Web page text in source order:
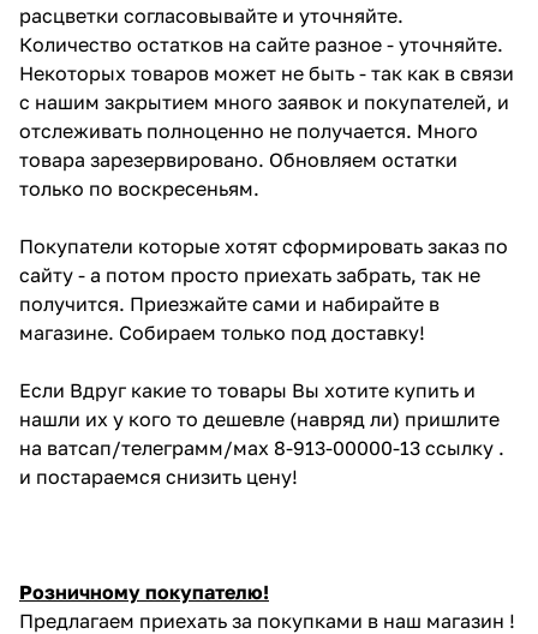
расцветки согласовывайте и уточняйте.
Количество остатков на сайте разное - уточняйте.
Некоторых товаров может не быть - так как в связи
с нашим закрытием много заявок и покупателей, и
отслеживать полноценно не получается. Много
товара зарезервировано. Обновляем остатки
только по воскресеньям.
Покупатели которые хотят сформировать заказ по
сайту - а потом просто приехать забрать, так не
получится. Приезжайте сами и набирайте в
магазине. Собираем только под доставку!
Если Вдруг какие то товары Вы хотите купить и
нашли их у кого то дешевле (навряд ли) пришлите
на ватсап/телеграмм/мах 8-913-00000-13 ссылку .
и постараемся снизить цену!
Розничному покупателю!
Предлагаем приехать за покупками в наш магазин !